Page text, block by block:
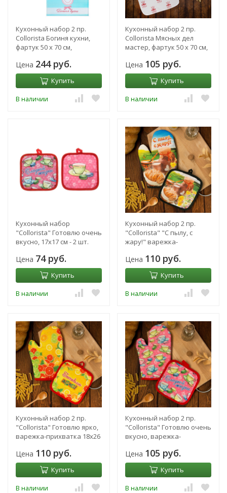
Кухонный набор 2 пр.
Collorista Богиня кухни,
фартук 50 х 70 см,
Цена 244 руб.
Купить
В наличии
Кухонный набор 2 пр.
Collorista Мясных дел
мастер, фартук 50 х 70 см,
Цена 105 руб.
Купить
В наличии
Кухонный набор
"Collorista" Готовлю очень
вкусно, 17х17 см - 2 шт.
Цена 74 руб.
Купить
В наличии
Кухонный набор 2 пр.
"Collorista" "С пылу, с
жару!" варежка-
прихватка 17х17 см
Цена 110 руб.
Купить
В наличии
Кухонный набор 2 пр.
"Collorista" Готовлю ярко,
варежка-прихватка 18х26
Цена 110 руб.
Купить
В наличии
Кухонный набор 2 пр.
"Collorista" Готовлю очень
вкусно, варежка-
прихватка 17х17
Цена 105 руб.
Купить
В наличии